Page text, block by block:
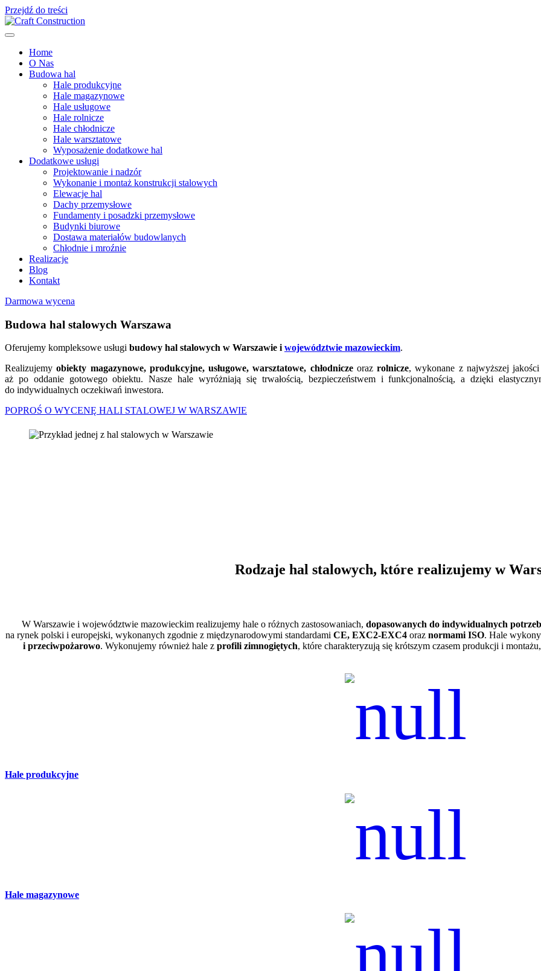
Przejdź do treści
Home
O Nas
Budowa hal
Hale produkcyjne
Hale magazynowe
Hale usługowe
Hale rolnicze
Hale chłodnicze
Hale warsztatowe
Wyposażenie dodatkowe hal
Dodatkowe usługi
Projektowanie i nadzór
Wykonanie i montaż konstrukcji stalowych
Elewacje hal
Dachy przemysłowe
Fundamenty i posadzki przemysłowe
Budynki biurowe
Dostawa materiałów budowlanych
Chłodnie i mroźnie
Realizacje
Blog
Kontakt
Darmowa wycena
Budowa hal stalowych Warszawa
Oferujemy kompleksowe usługi budowy hal stalowych w Warszawie iwojewództwie mazowieckim.
Realizujemyobiekty magazynowe, produkcyjne, usługowe, warsztatowe, chłodnicze orazrolnicze, wykonane z najwyższej
aż po oddanie gotowego obiektu. Nasze hale wyróżniają się trwałością, bezpieczeństwem i funkcjonalnością, a dzięki
do indywidualnych oczekiwań inwestora.
POPROŚ O WYCENĘ HALI STALOWEJ W WARSZAWIE
Rodzaje hal stalowych, które realizujemy w
W Warszawie i województwie mazowieckim realizujemy hale o różnych zastosowaniach, dopasowanych do indywidualnych potrzeb
na rynek polski i europejski, wykonanych zgodnie z międzynarodowymi standardami CE, EXC2-EXC4oraz normami ISO. Hale
i przeciwpożarowo. Wykonujemy również hale z profili zimnogiętych, które charakteryzują się krótszym czasem produkcji i
Hale produkcyjne
Hale magazynowe